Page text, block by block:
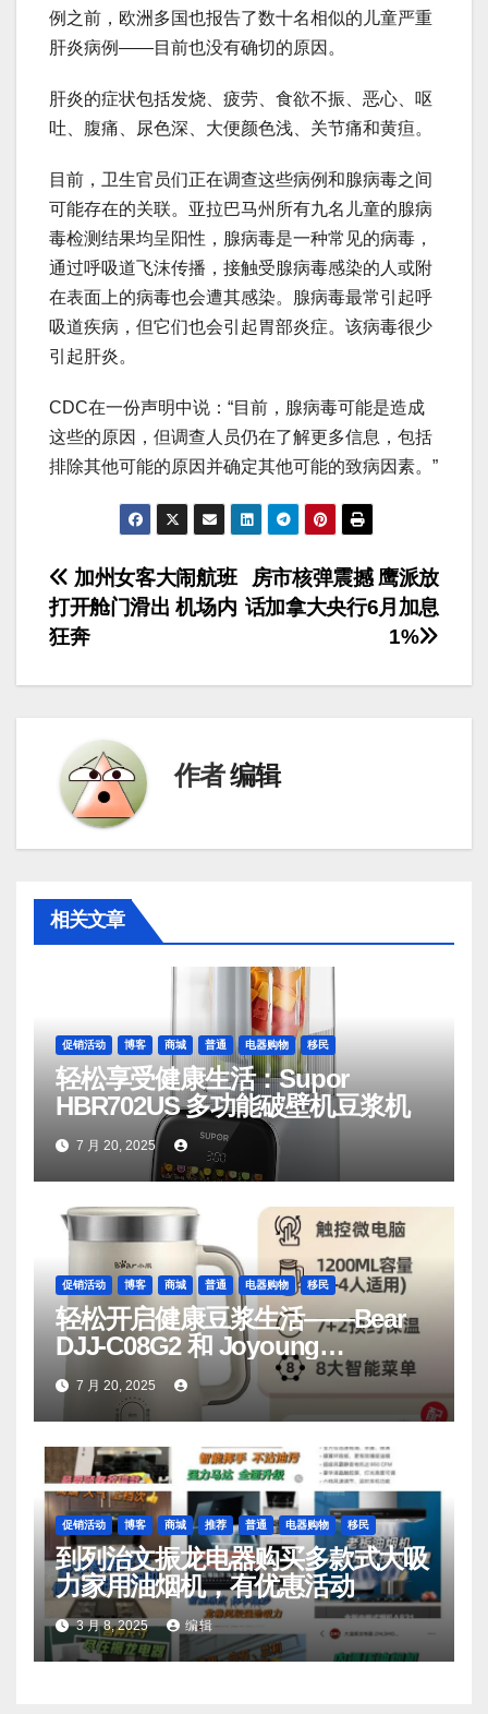
例之前，欧洲多国也报告了数十名相似的儿童严重
肝炎病例——目前也没有确切的原因。
肝炎的症状包括发烧、疲劳、食欲不振、恶心、呕
吐、腹痛、尿色深、大便颜色浅、关节痛和黄疸。
目前，卫生官员们正在调查这些病例和腺病毒之间
可能存在的关联。亚拉巴马州所有九名儿童的腺病
毒检测结果均呈阳性，腺病毒是一种常见的病毒，
通过呼吸道飞沫传播，接触受腺病毒感染的人或附
在表面上的病毒也会遭其感染。腺病毒最常引起呼
吸道疾病，但它们也会引起胃部炎症。该病毒很少
引起肝炎。
CDC在一份声明中说：“目前，腺病毒可能是造成
这些的原因，但调查人员仍在了解更多信息，包括
排除其他可能的原因并确定其他可能的致病因素。”
文
章
导
房市核弹震撼 鹰派放
话加拿大央行6月加息
1%
加州女客大闹航班
打开舱门滑出 机场内
狂奔
作者编辑
相关文章
促销活动 博客 商城 普通 电器购物 移民
轻松享受健康生活：Supor
HBR702US 多功能破壁机豆浆机
7 月 20, 2025
促销活动 博客 商城 普通 电器购物 移民
轻松开启健康豆浆生活——Bear
DJJ‑C08G2 和 Joyoung
DJ06M‑D53，你值得拥有
7 月 20, 2025
促销活动 博客 商城 推荐 普通 电器购物 移民
到列治文振龙电器购买多款式大吸
力家用油烟机，有优惠活动
3 月 8, 2025 编辑